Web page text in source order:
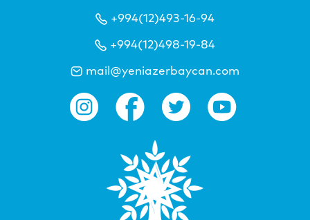
+994(12)493-16-94
+994(12)498-19-84
mail@yeniazerbaycan.com